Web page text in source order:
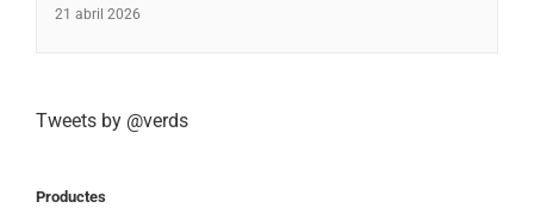
21 abril 2026
Tweets by @verds
Productes